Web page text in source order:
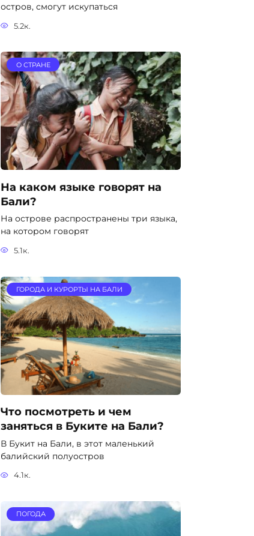
остров, смогут искупаться
5.2к.
О СТРАНЕ
На каком языке говорят на
Бали?
На острове распространены три языка,
на котором говорят
5.1к.
ГОРОДА И КУРОРТЫ НА БАЛИ
Что посмотреть и чем
заняться в Буките на Бали?
В Букит на Бали, в этот маленький
балийский полуостров
4.1к.
ПОГОДА